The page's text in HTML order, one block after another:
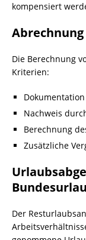
kompensiert
Die Berechnung
Kriterien:
Nachweis
Berechnung
Zusätzliche
Der